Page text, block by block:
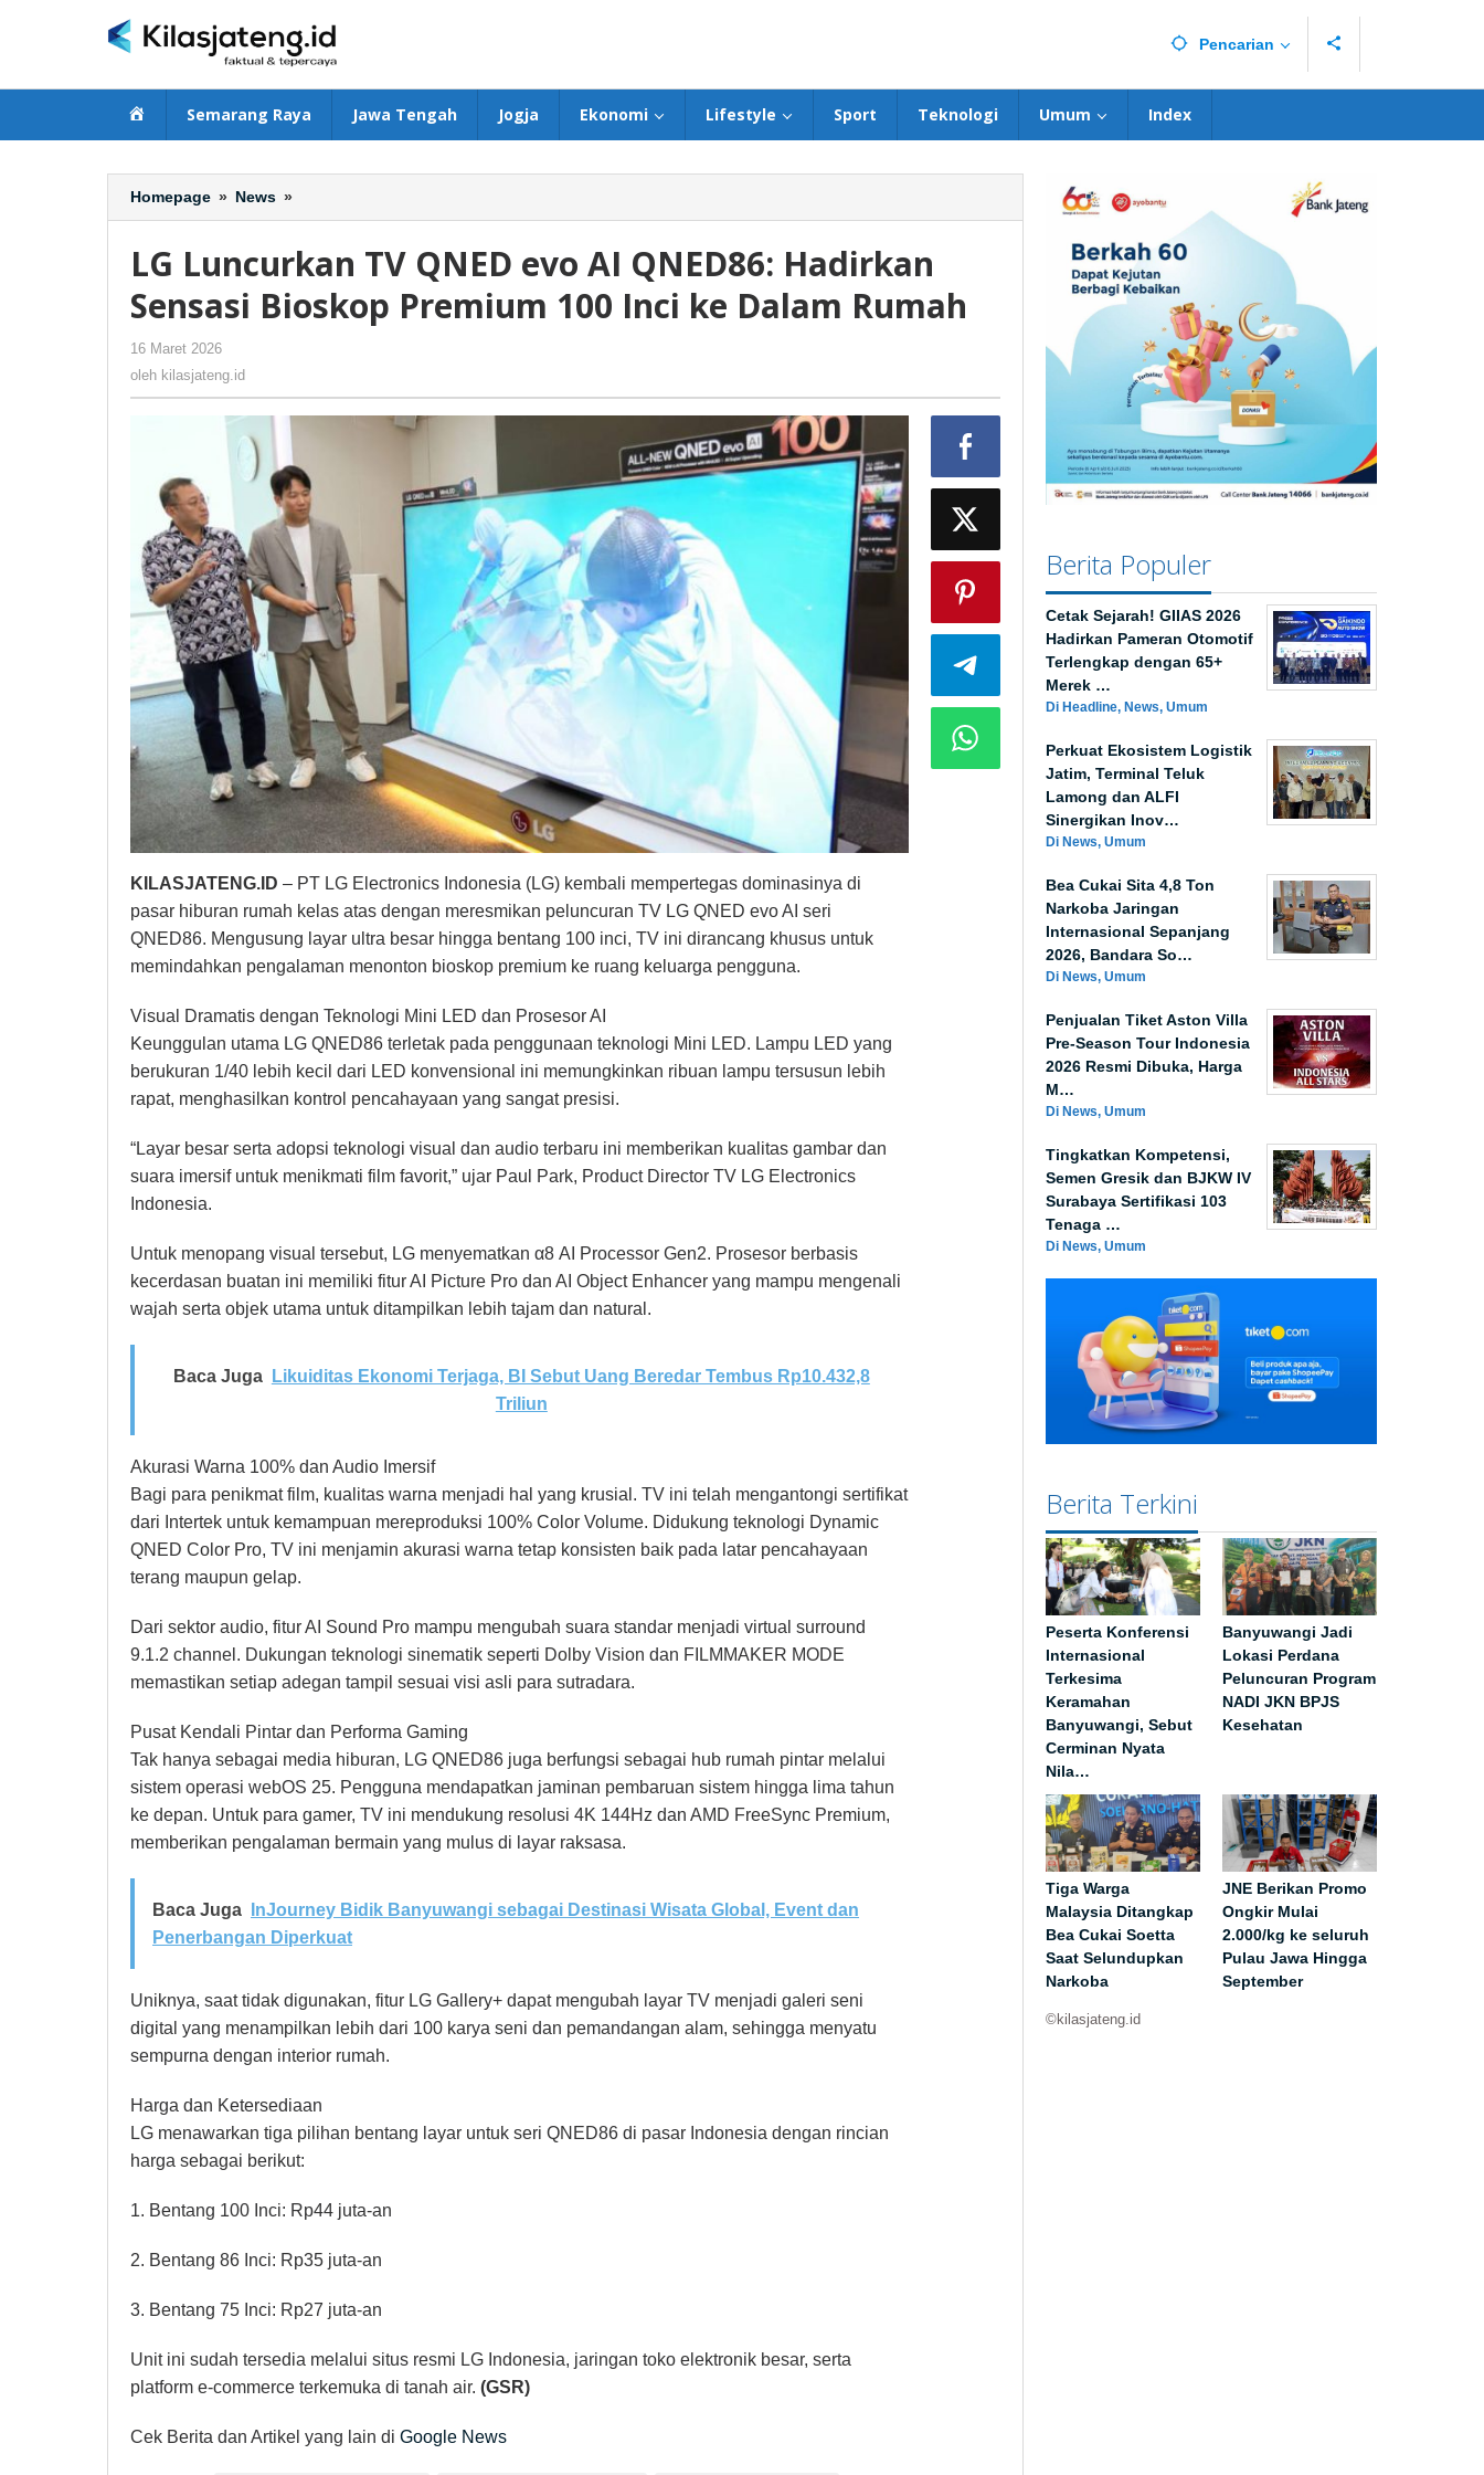
Pencarian
BerandaSemarang Raya Jawa Tengah Jogja Ekonomi Lifestyle Sport Teknologi Umum Index
Homepage » News »
Luncurkan
QNED
AI
Inci
ke
Dalam
Rumah
LG Luncurkan TV QNED evo AI QNED86: Hadirkan
Sensasi Bioskop Premium 100 Inci ke Dalam Rumah
16 Maret 2026
kilasjateng.id
oleh kilasjateng.id
KILASJATENG.ID – PT LG Electronics Indonesia (LG) kembali mempertegas dominasinya di
pasar hiburan rumah kelas atas dengan meresmikan peluncuran TV LG QNED evo AI seri
QNED86. Mengusung layar ultra besar hingga bentang 100 inci, TV ini dirancang khusus untuk
memindahkan pengalaman menonton bioskop premium ke ruang keluarga pengguna.
Visual Dramatis dengan Teknologi Mini LED dan Prosesor AI
Keunggulan utama LG QNED86 terletak pada penggunaan teknologi Mini LED. Lampu LED yang
berukuran 1/40 lebih kecil dari LED konvensional ini memungkinkan ribuan lampu tersusun lebih
rapat, menghasilkan kontrol pencahayaan yang sangat presisi.
“Layar besar serta adopsi teknologi visual dan audio terbaru ini memberikan kualitas gambar dan
suara imersif untuk menikmati film favorit,” ujar Paul Park, Product Director TV LG Electronics
Indonesia.
Untuk menopang visual tersebut, LG menyematkan α8 AI Processor Gen2. Prosesor berbasis
kecerdasan buatan ini memiliki fitur AI Picture Pro dan AI Object Enhancer yang mampu mengenali
wajah serta objek utama untuk ditampilkan lebih tajam dan natural.
Baca Juga
Likuiditas Ekonomi Terjaga, BI Sebut Uang Beredar Tembus Rp10.432,8
Triliun
Akurasi Warna 100% dan Audio Imersif
Bagi para penikmat film, kualitas warna menjadi hal yang krusial. TV ini telah mengantongi sertifikat
dari Intertek untuk kemampuan mereproduksi 100% Color Volume. Didukung teknologi Dynamic
QNED Color Pro, TV ini menjamin akurasi warna tetap konsisten baik pada latar pencahayaan
terang maupun gelap.
Dari sektor audio, fitur AI Sound Pro mampu mengubah suara standar menjadi virtual surround
9.1.2 channel. Dukungan teknologi sinematik seperti Dolby Vision dan FILMMAKER MODE
memastikan setiap adegan tampil sesuai visi asli para sutradara.
Pusat Kendali Pintar dan Performa Gaming
Tak hanya sebagai media hiburan, LG QNED86 juga berfungsi sebagai hub rumah pintar melalui
sistem operasi webOS 25. Pengguna mendapatkan jaminan pembaruan sistem hingga lima tahun
ke depan. Untuk para gamer, TV ini mendukung resolusi 4K 144Hz dan AMD FreeSync Premium,
memberikan pengalaman bermain yang mulus di layar raksasa.
Baca Juga
InJourney Bidik Banyuwangi sebagai Destinasi Wisata Global, Event dan
Penerbangan Diperkuat
Uniknya, saat tidak digunakan, fitur LG Gallery+ dapat mengubah layar TV menjadi galeri seni
digital yang menampilkan lebih dari 100 karya seni dan pemandangan alam, sehingga menyatu
sempurna dengan interior rumah.
Harga dan Ketersediaan
LG menawarkan tiga pilihan bentang layar untuk seri QNED86 di pasar Indonesia dengan rincian
harga sebagai berikut:
1. Bentang 100 Inci: Rp44 juta-an
2. Bentang 86 Inci: Rp35 juta-an
3. Bentang 75 Inci: Rp27 juta-an
Unit ini sudah tersedia melalui situs resmi LG Indonesia, jaringan toko elektronik besar, serta
platform e-commerce terkemuka di tanah air. (GSR)
Cek Berita dan Artikel yang lain di Google News
Berita Populer
Cetak Sejarah! GIIAS 2026
Hadirkan Pameran Otomotif
Terlengkap dengan 65+
Merek …
Di Headline, News, Umum
Perkuat Ekosistem Logistik
Jatim, Terminal Teluk
Lamong dan ALFI
Sinergikan Inov…
Di News, Umum
Bea Cukai Sita 4,8 Ton
Narkoba Jaringan
Internasional Sepanjang
2026, Bandara So…
Di News, Umum
Penjualan Tiket Aston Villa
Pre-Season Tour Indonesia
2026 Resmi Dibuka, Harga
M…
Di News, Umum
Tingkatkan Kompetensi,
Semen Gresik dan BJKW IV
Surabaya Sertifikasi 103
Tenaga …
Di News, Umum
Berita Terkini
Peserta Konferensi
Internasional
Terkesima
Keramahan
Banyuwangi, Sebut
Cerminan Nyata
Nila…
Banyuwangi Jadi
Lokasi Perdana
Peluncuran Program
NADI JKN BPJS
Kesehatan
Tiga Warga
Malaysia Ditangkap
Bea Cukai Soetta
Saat Selundupkan
Narkoba
JNE Berikan Promo
Ongkir Mulai
2.000/kg ke seluruh
Pulau Jawa Hingga
September
©kilasjateng.id